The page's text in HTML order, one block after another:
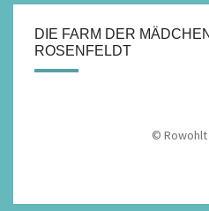
DIE FARM DER
ROSENFELDT
© Rowohlt